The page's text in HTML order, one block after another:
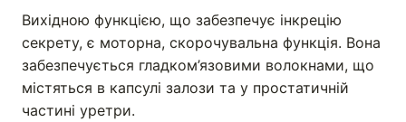
Вихідною функцією, що забезпечує інкрецію
секрету, є моторна, скорочувальна функція. Вона
забезпечується гладком’язовими волокнами, що
містяться в капсулі залози та у простатичній
частині уретри.